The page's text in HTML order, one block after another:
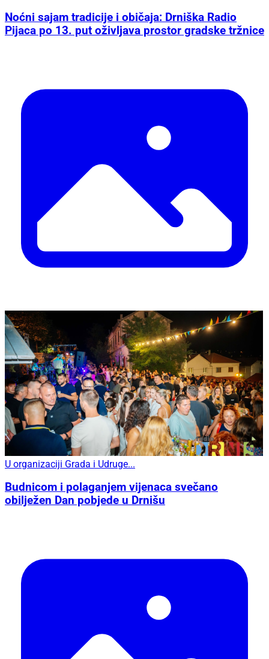
Noćni sajam tradicije i običaja: Drniška Radio
Pijaca po 13. put oživljava prostor gradske tržnice
U organizaciji Grada i Udruge...
Budnicom i polaganjem vijenaca svečano
obilježen Dan pobjede u Drnišu